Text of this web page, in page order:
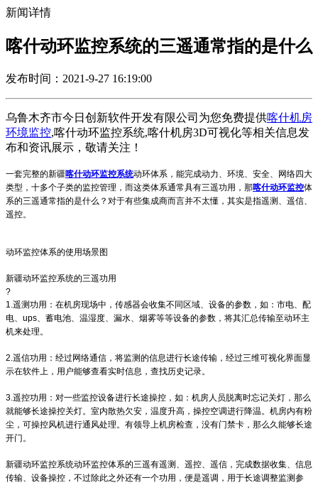
新闻详情
喀什动环监控系统的三遥通常指的是什么
发布时间：2021-9-27 16:19:00
乌鲁木齐市今日创新软件开发有限公司为您免费提供喀什机房
环境监控,喀什动环监控系统,喀什机房3D可视化等相关信息发
布和资讯展示，敬请关注！
一套完整的新疆喀什动环监控系统动环体系，能完成动力、环境、安全、网络四大
类型，十多个子类的监控管理，而这类体系通常具有三遥功用，那喀什动环监控体
系的三遥通常指的是什么？对于有些集成商而言并不太懂，其实是指遥测、遥信、
遥控。
动环监控体系的使用场景图
新疆动环监控系统的三遥功用
?
1.遥测功用：在机房现场中，传感器会收集不同区域、设备的参数，如：市电、配
电、ups、蓄电池、温湿度、漏水、烟雾等等设备的参数，将其汇总传输至动环主
机来处理。
2.遥信功用：经过网络通信，将监测的信息进行长途传输，经过三维可视化界面显
示在软件上，用户能够查看实时信息，查找历史记录。
3.遥控功用：对一些监控设备进行长途操控，如：机房人员脱离时忘记关灯，那么
就能够长途操控关灯。室内散热欠安，温度升高，操控空调进行降温。机房内有粉
尘，可操控风机进行通风处理。有领导上机房检查，没有门禁卡，那么久能够长途
开门。
新疆动环监控系统动环监控体系的三遥有遥测、遥控、遥信，完成数据收集、信息
传输、设备操控，不过除此之外还有一个功用，便是遥调，用于长途调整监测参